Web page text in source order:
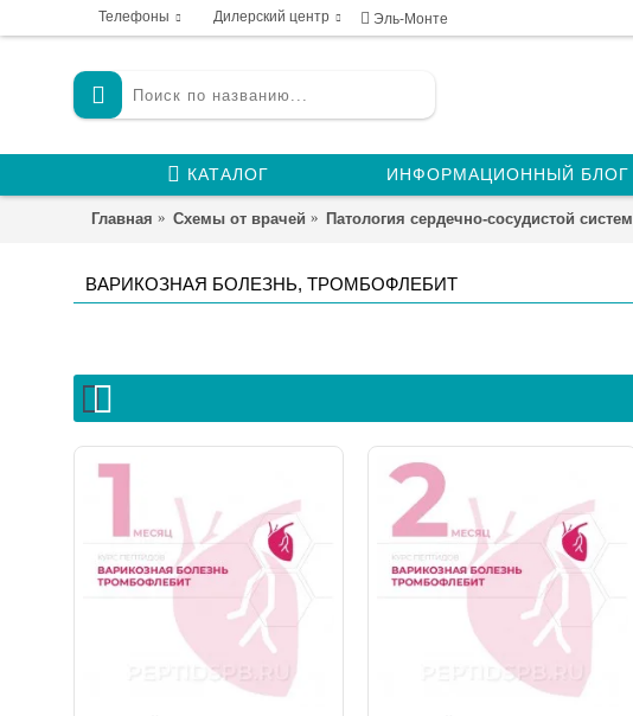
Телефоны Дилерский центр Эль-Монте
КАТАЛОГ ИНФОРМАЦИОННЫЙ БЛОГ
Главная Схемы от врачей Патология сердечно-сосудистой
ВАРИКОЗНАЯ БОЛЕЗНЬ, ТРОМБОФЛЕБИТ